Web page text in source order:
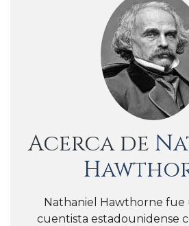
Acerca de
Nathaniel Hawthorne fue
cuentista estadounidense